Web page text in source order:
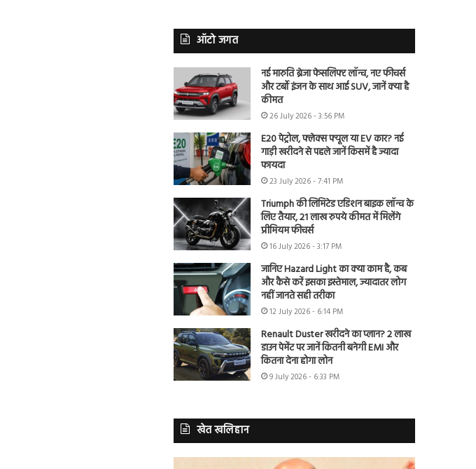
ऑटो जगत
नई मारुति ब्रेजा फेसलिफ्ट लॉन्च, नए फीचर्स
और टर्बो इंजन के साथ आई SUV, जानें क्या है
कीमत
26 July 2026 - 3:56 PM
E20 पेट्रोल, फ्लेक्स फ्यूल या EV कार? नई
गाड़ी खरीदने से पहले जानें किसमें है ज्यादा
फायदा
23 July 2026 - 7:41 PM
Triumph की लिमिटेड एडिशन बाइक लॉन्च के
लिए तैयार, 21 लाख रुपये कीमत में मिलेंगे
प्रीमियम फीचर्स
16 July 2026 - 3:17 PM
जानिए Hazard Light का क्या काम है, कब
और कैसे करें इसका इस्तेमाल, ज्यादातर लोग
नहीं जानते सही तरीका
12 July 2026 - 6:14 PM
Renault Duster खरीदने का प्लान? 2 लाख
डाउन पेमेंट पर जानें कितनी बनेगी EMI और
कितना देना होगा लोन
9 July 2026 - 6:33 PM
खेत खलिहान